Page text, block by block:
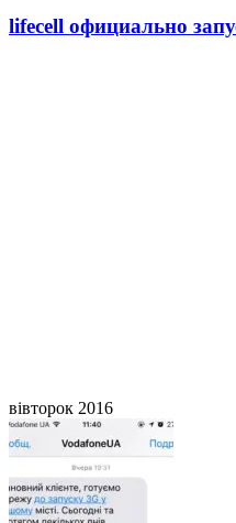
lifecell официально
вівторок 2016